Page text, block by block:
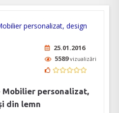
25.01.2016
5589vizualizări
Mobilier personalizat,
din lemn